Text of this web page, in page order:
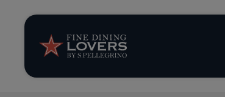
Opinión y
Recetas